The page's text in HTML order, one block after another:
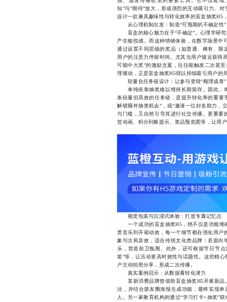
知”与“期待”放大，形成强烈的互动吸引力。
设计一款兼具趣味性与转化效率的盲盒抽奖H5
从心理机制出发：制造“可预期的不确定性”
盲盒的核心魅力在于“不确定”。心理学研究
产生愉悦感。而这种情绪体验，在数字场景中
通过设置不同层级的奖品（如普通、稀有、
用户的注意力停留时间。尤其当用户接近获得
可能中大奖”的激励文案，往往能触发二次甚
理驱动，正是盲盒抽奖H5得以持续吸引用户的
轻量化任务链设计：让参与变得“顺理成章”
单纯依靠抽奖难以维持长期留存。因此，
条轻量但高效的任务链，是提升转化率的重要
解锁额外抽奖机会”，或“邀请一位好友助力，
与门槛，又自然引导其进行社交传播。更重
贺动画、积分到账提示、奖品预览图等，让用
视觉包装与沉浸式体验：打造专属记忆点
一个成功的盲盒抽奖H5，绝不仅是功能堆
景音乐到开箱动效，每一个细节都在强化用
象与古风音效，适合传统文化类品牌；若面
乐，营造前卫氛围。此外，还可根据节日节
签”等，让活动更具时效性与话题性。这些精
户主动拍照分享，形成二次传播。
真实案例启示：从数据看转化潜力
某新消费品牌曾借助盲盒抽奖H5开展新品
法，并结合朋友圈海报生成功能，最终实现
人。另一家教育机构则通过“学习打卡+抽奖”